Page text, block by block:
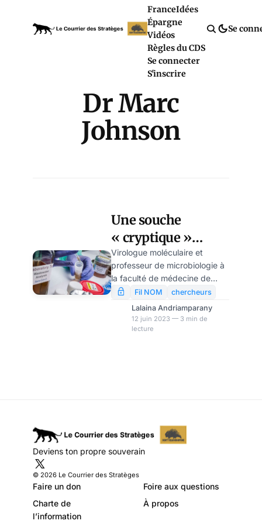
FranceIdées
Épargne
Vidéos
Règles du CDS
Se connecter
S'inscrire
Se
Dr Marc
Johnson
Une souche
« cryptique »
Covid découverte
dans le centre de
l’Ohio
Virologue moléculaire et
professeur de microbiologie à
la faculté de médecine de
l’Université de Missouri, le Dr
Marc Johnson s’est concentré
dans l’étude du VIH tout au
long de sa carrière. Au début
Fil NOM
chercheurs
Lalaina Andriamparany
12 juin 2023 — 3 min de
lecture
Deviens ton propre souverain
© 2026 Le Courrier des Stratèges
Faire un don
Foire aux questions
Charte de
l’information
À propos